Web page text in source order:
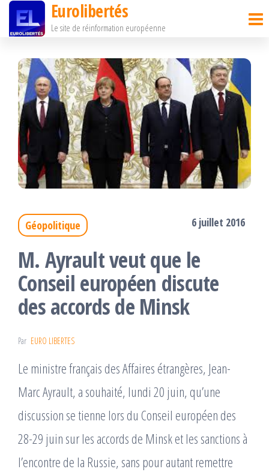
Passer
contenu
Eurolibertés
Le site de réinformation européenne
Géopolitique 6 juillet 2016
M. Ayrault veut que le
Conseil européen discute
des accords de Minsk
Par EURO LIBERTES
Le ministre français des Affaires étrangères, Jean-
Marc Ayrault, a souhaité, lundi 20 juin, qu’une
discussion se tienne lors du Conseil européen des
28-29 juin sur les accords de Minsk et les sanctions à
l’encontre de la Russie, sans pour autant remettre